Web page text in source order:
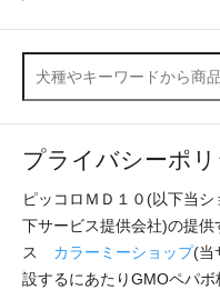
プライバシーポ
ピッコロＭＤ１０(以下当シ
下サービス提供会社)の提
ス カラーミーショップ(当
設するにあたりGMOペパボ